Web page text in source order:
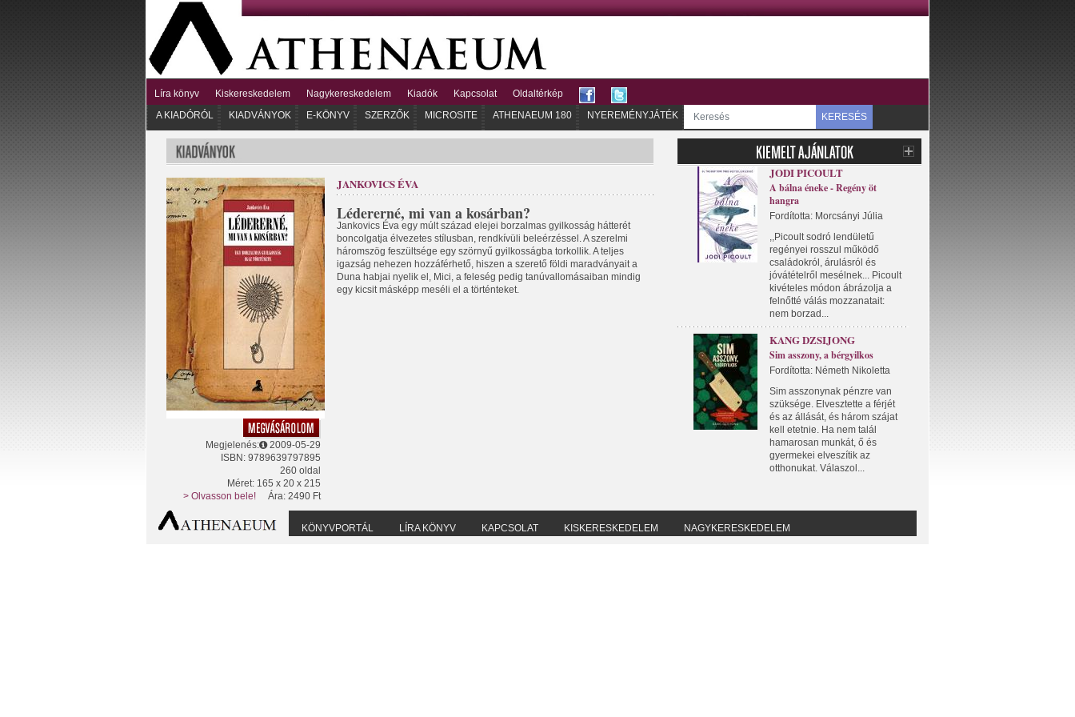
Líra könyv Kiskereskedelem Nagykereskedelem Kiadók Kapcsolat
Oldaltérkép
A KIADÓRÓL
KIADVÁNYOK E-KÖNYV SZERZŐK MICROSITE ATHENAEUM 180 NYEREMÉNYJÁTÉK KERESÉS
Megjelenés:
2009-05-29
ISBN: 9789639797895
260 oldal
Méret: 165 x 20 x 215
Ára: 2490 Ft
> Olvasson bele!
JANKOVICS ÉVA
Lédererné, mi van a kosárban?
Jankovics Éva egy múlt század elejei borzalmas gyilkosság hátterét
boncolgatja élvezetes stílusban, rendkívüli beleérzéssel. A szerelmi
háromszög feszültsége egy szörnyű gyilkosságba torkollik. A teljes
igazság nehezen hozzáférhető, hiszen a szerető földi maradványait a
Duna habjai nyelik el, Mici, a feleség pedig tanúvallomásaiban mindig
egy kicsit másképp meséli el a történteket.
JODI PICOULT
A bálna éneke - Regény öt
hangra
Fordította: Morcsányi Júlia
,,Picoult sodró lendületű
regényei rosszul működő
családokról, árulásról és
jóvátételről mesélnek... Picoult
kivételes módon ábrázolja a
felnőtté válás mozzanatait:
nem borzad...
KANG DZSIJONG
Sim asszony, a bérgyilkos
Fordította: Németh Nikoletta
Sim asszonynak pénzre van
szüksége. Elvesztette a férjét
és az állását, és három szájat
kell etetnie. Ha nem talál
hamarosan munkát, ő és
gyermekei elveszítik az
otthonukat. Válaszol...
KÖNYVPORTÁL LÍRA KÖNYV KAPCSOLAT KISKERESKEDELEM NAGYKERESKEDELEM